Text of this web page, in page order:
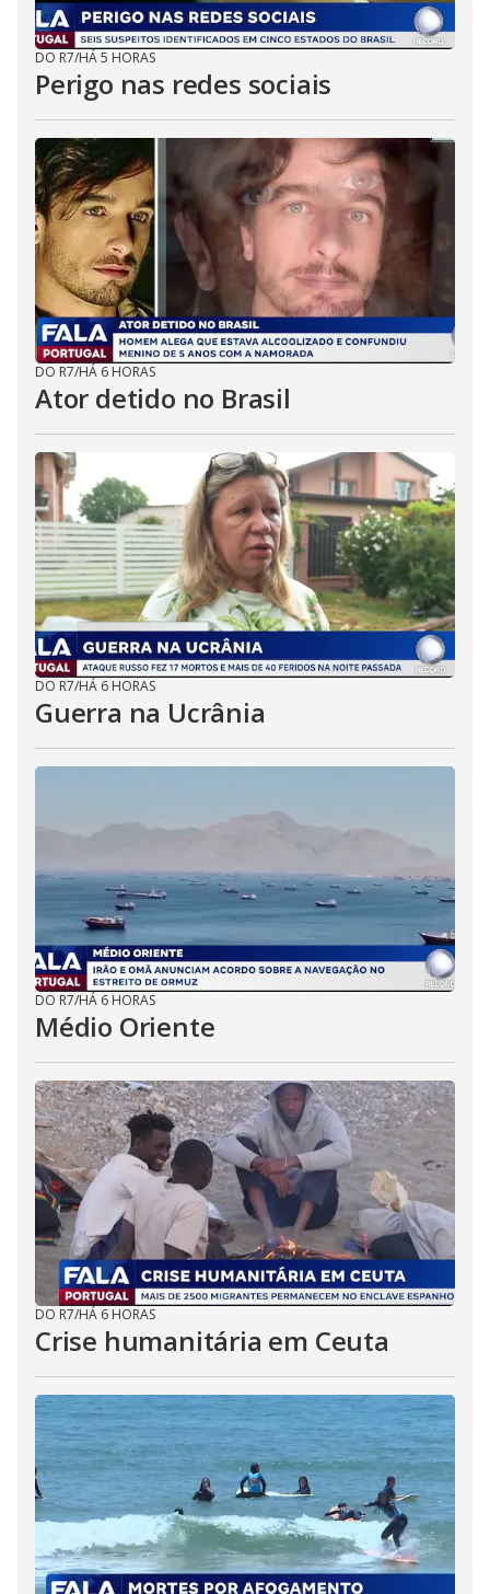
DO R7/HÁ 5 HORAS
Perigo nas redes sociais
DO R7/HÁ 6 HORAS
Ator detido no Brasil
DO R7/HÁ 6 HORAS
Guerra na Ucrânia
DO R7/HÁ 6 HORAS
Médio Oriente
DO R7/HÁ 6 HORAS
Crise humanitária em Ceuta